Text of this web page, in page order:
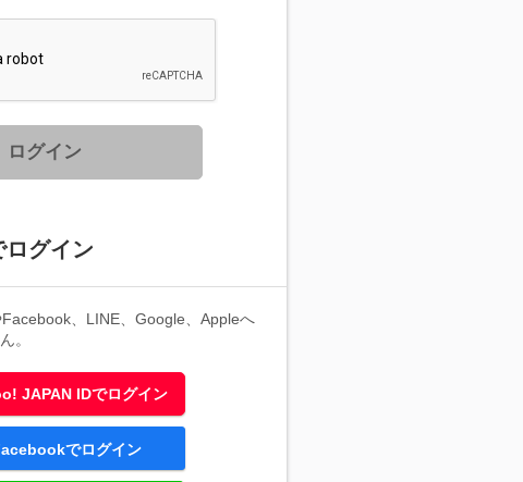
ログイン
グイン
、LINE、Google、Appleへ
。
JAPAN IDでログイン
でログイン